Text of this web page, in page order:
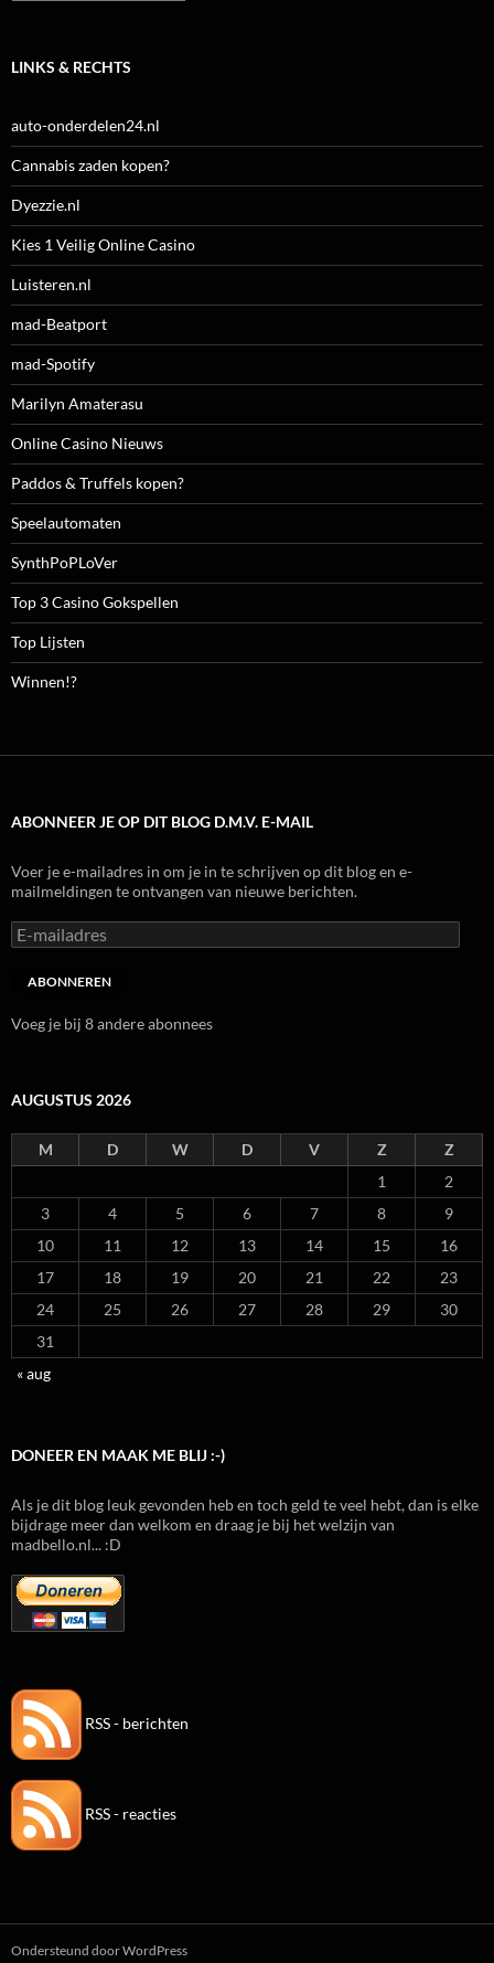
LINKS & RECHTS
auto-onderdelen24.nl
Cannabis zaden kopen?
Dyezzie.nl
Kies 1 Veilig Online Casino
Luisteren.nl
mad-Beatport
mad-Spotify
Marilyn Amaterasu
Online Casino Nieuws
Paddos & Truffels kopen?
Speelautomaten
SynthPoPLoVer
Top 3 Casino Gokspellen
Top Lijsten
Winnen!?
ABONNEER JE OP DIT BLOG D.M.V. E-MAIL
Voer je e-mailadres in om je in te schrijven op dit blog en e-
mailmeldingen te ontvangen van nieuwe berichten.
E-
mailadres
ABONNEREN
Voeg je bij 8 andere abonnees
AUGUSTUS 2026
M D W D V Z
Z
1
2
3
4 5 6 7 8
9
10
11 12 13 14 15
16
17
18 19 20 21 22
23
24
25 26 27 28 29
30
31
« aug
DONEER EN MAAK ME BLIJ :-)
Als je dit blog leuk gevonden heb en toch geld te veel hebt, dan is elke
bijdrage meer dan welkom en draag je bij het welzijn van
madbello.nl... :D
RSS - berichten
RSS - reacties
Ondersteund door WordPress